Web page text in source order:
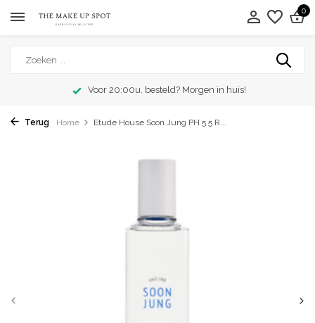
0
Voor 20:00u. besteld? Morgen in huis!
Terug Home Etude House Soon Jung PH 5.5 R...